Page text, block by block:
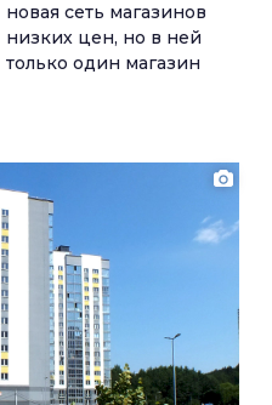
новая сеть магазинов
низких цен, но в ней
только один магазин